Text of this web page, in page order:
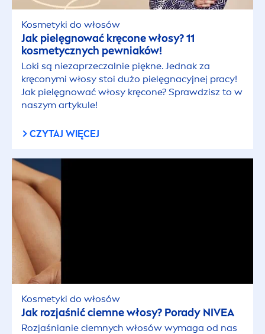
Kosmetyki do włosów
Jak pielęgnować kręcone włosy? 11
kosmetycznych pewniaków!
Loki są niezaprzeczalnie piękne. Jednak za
kręconymi włosy stoi dużo pielęgnacyjnej pracy!
Jak pielęgnować włosy kręcone? Sprawdzisz to w
naszym artykule!
CZYTAJ WIĘCEJ
Kosmetyki do włosów
Jak rozjaśnić ciemne włosy? Porady NIVEA
Rozjaśnianie ciemnych włosów wymaga od nas